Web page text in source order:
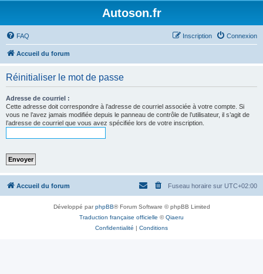
Autoson.fr
FAQ Connexion
Inscription
Accueil du forum
Réinitialiser le mot de passe
Adresse de courriel :
Cette adresse doit correspondre à l’adresse de courriel associée à votre compte. Si
vous ne l’avez jamais modifiée depuis le panneau de contrôle de l’utilisateur, il s’agit de
l’adresse de courriel que vous avez spécifiée lors de votre inscription.
Accueil du forum Fuseau horaire sur UTC+02:00
Développé parphpBB® Forum Software © phpBB Limited
Traduction française officielle ©Qiaeru
Confidentialité | Conditions